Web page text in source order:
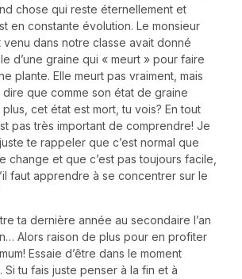
chose qui reste éternellement et
en constante évolution. Le monsieur
venu dans notre classe avait donné
d’une graine qui « meurt » pour faire
plante. Elle meurt pas vraiment, mais
que comme son état de graine
plus, cet état est mort, tu vois? En tout
pas très important de comprendre! Je
te rappeler que c’est normal que
change et que c’est pas toujours facile,
faut apprendre à se concentrer sur le
ta dernière année au secondaire l’an
Alors raison de plus pour en profiter
Essaie d’être dans le moment
Si tu fais juste penser à la fin et à